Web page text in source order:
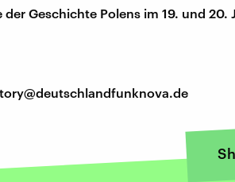
der Geschichte Polens im 19. und 20.